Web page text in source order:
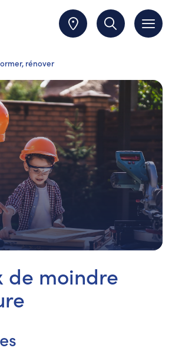
rénover
de moindre